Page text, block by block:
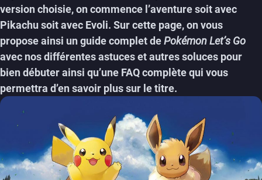
version choisie, on commence l’aventure soit avec
Pikachu soit avec Evoli. Sur cette page, on vous
propose ainsi unguide complet dePokémon Let’s Go
avec nos différentes astuces et autres soluces pour
bien débuter ainsi qu’une FAQ complète qui vous
permettra d’en savoir plus sur le titre.